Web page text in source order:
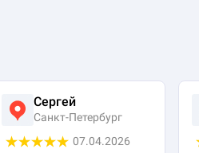
Сергей
Санкт-Петербург
07.04.2026